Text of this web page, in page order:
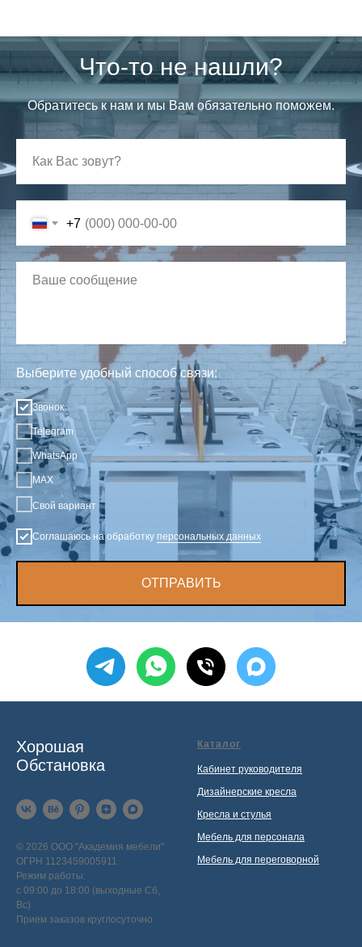
Что-то не нашли?
Обратитесь к нам и мы Вам обязательно поможем.
+7
Выберите удобный способ связи:
Звонок
Telegram
WhatsApp
MAX
Свой вариант
Соглашаюсь на обработку персональных данных
ОТПРАВИТЬ
Хорошая
Обстановка
© 2026 ООО "Академия мебели"
ОГРН 1123459005911
Режим работы:
с 09:00 до 18:00 (выходные Сб,
Вс)
Прием заказов круглосуточно
Каталог
Кабинет руководителя
Дизайнерские кресла
Кресла и стулья
Мебель для персонала
Мебель для переговорной